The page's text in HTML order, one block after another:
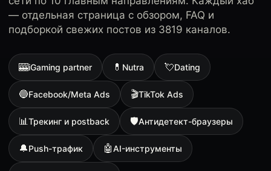
— отдельная страница с обзором, FAQ и
подборкой свежих постов из 3819 каналов.
🎰iGaming partner 💊 Nutra 💘Dating
🔵Facebook/Meta Ads 🎬TikTok Ads
📊Трекинг и postback 🛡Антидетект-браузеры
🔔Push-трафик 🤖AI-инструменты